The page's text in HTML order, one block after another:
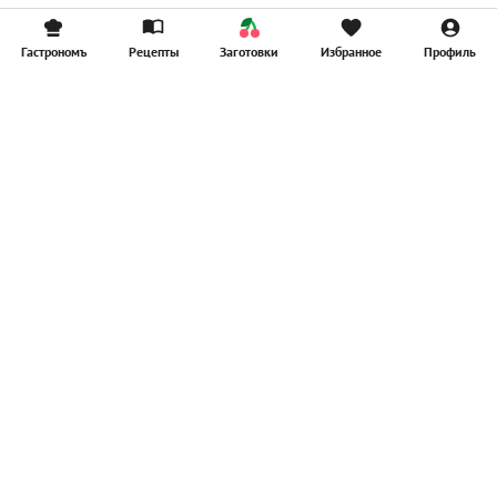
Гастрономъ Рецепты Заготовки Избранное Профиль